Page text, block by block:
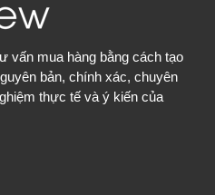
vấn mua hàng bằng cách tạo
bản, chính xác, chuyên
thực tế và ý kiến của